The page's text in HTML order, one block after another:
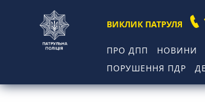
ВИКЛИК ПАТРУЛЯ
ПРО ДПП НОВИНИ
ПОРУШЕННЯ ПДР